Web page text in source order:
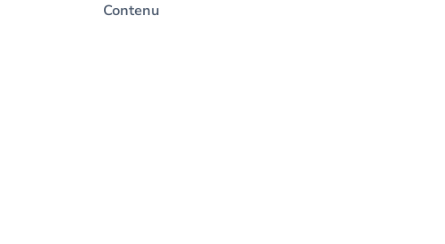
Contenu